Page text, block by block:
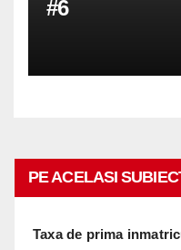
#6
PE ACELASI
Taxa de prima